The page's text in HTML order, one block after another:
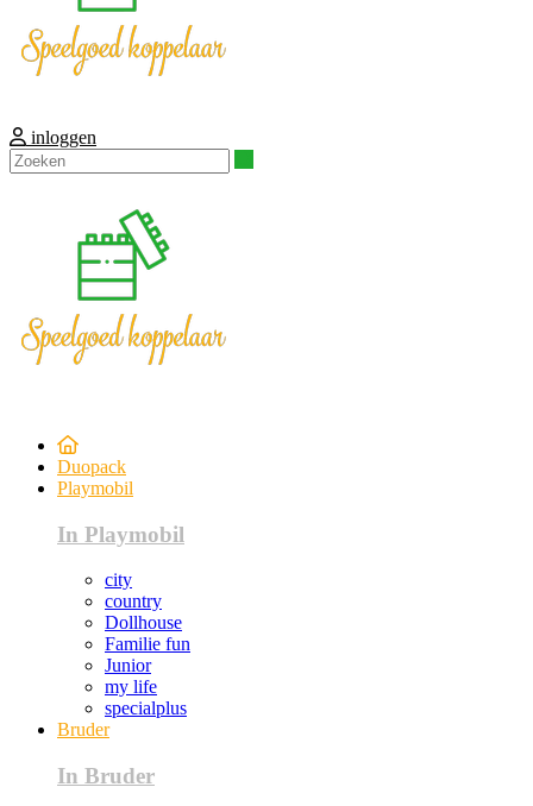
inloggen
Duopack
Playmobil
In Playmobil
city
country
Dollhouse
Familie fun
Junior
my life
specialplus
Bruder
In Bruder